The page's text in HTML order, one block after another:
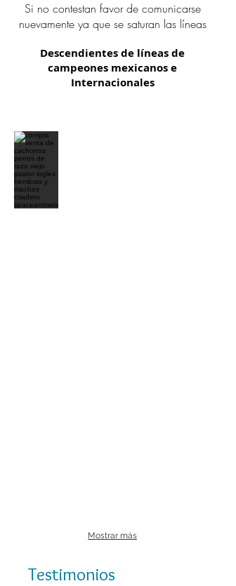
Si no contestan favor de comunicarse
nuevamente ya que se saturan las líneas
Descendientes de líneas de
campeones mexicanos e
Internacionales
Mostrar más
Testimonios